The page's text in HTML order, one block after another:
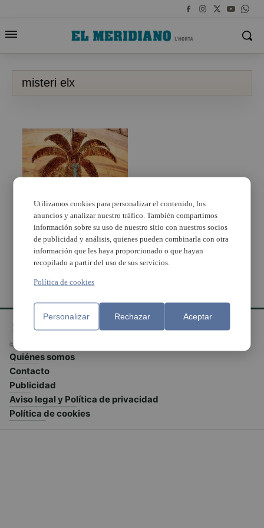
misteri elx
À Punt ofereix en
directe el Misteri d’Elx
© El Meridiano L'Horta 2026 - Valencia - España
Quiénes somos
Contacto
Publicidad
Aviso legal y Política de privacidad
Política de cookies
Utilizamos cookies para personalizar el contenido, los
anuncios y analizar nuestro tráfico. También compartimos
información sobre su uso de nuestro sitio con nuestros socios
de publicidad y análisis, quienes pueden combinarla con otra
información que les haya proporcionado o que hayan
recopilado a partir del uso de sus servicios.
Política de cookies
Personalizar Rechazar Aceptar